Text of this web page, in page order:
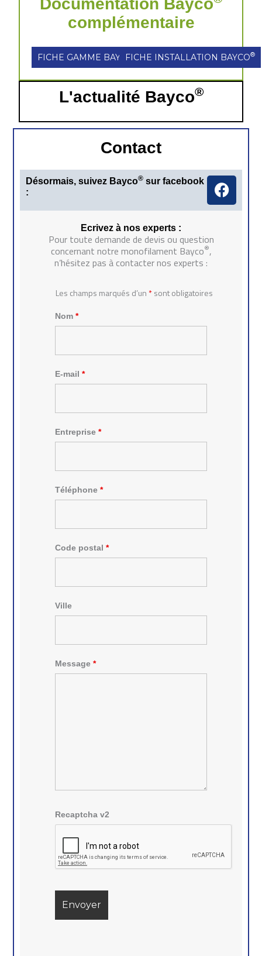
Documentation Bayco
complémentaire
FICHE GAMME BAYCO ®
FICHE INSTALLATION BAYCO®
L'actualité Bayco®
Contact
Désormais, suivez Bayco® sur facebook
:
F
a
c
Ecrivez à nos experts :
Pour toute demande de devis ou question
concernant notre monofilament Bayco®,
n’hésitez pas à contacter nos experts :
Les champs marqués d’un *sont obligatoires
Nom*
E-mail*
Entreprise*
Téléphone*
Code postal*
Ville
Message*
Recaptcha v2